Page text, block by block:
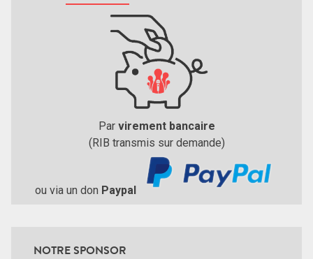
Par virement bancaire
(RIB transmis sur demande)
ou via un don Paypal
NOTRE SPONSOR